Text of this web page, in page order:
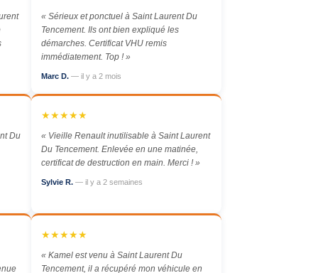
« Sérieux et ponctuel à Saint Laurent Du
Tencement. Ils ont bien expliqué les
démarches. Certificat VHU remis
immédiatement. Top ! »
Marc D. — il y a 2 mois
Du
★★★★★
« Vieille Renault inutilisable à Saint Laurent
Du Tencement. Enlevée en une matinée,
certificat de destruction en main. Merci ! »
Sylvie R. — il y a 2 semaines
★★★★★
« Kamel est venu à Saint Laurent Du
Tencement, il a récupéré mon véhicule en